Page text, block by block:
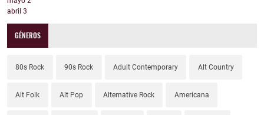
abril 3
GÉNEROS
80s Rock 90s Rock Adult Contemporary Alt Country
Alt Folk Alt Pop Alternative Rock Americana